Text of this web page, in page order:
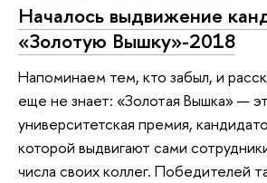
Началось выдвижение
«Золотую Вышку»-2018
Напоминаем тем, кто забыл, и
еще не знает: «Золотая Вышка» —
университетская премия,
которой выдвигают сами
числа своих коллег. Победителей